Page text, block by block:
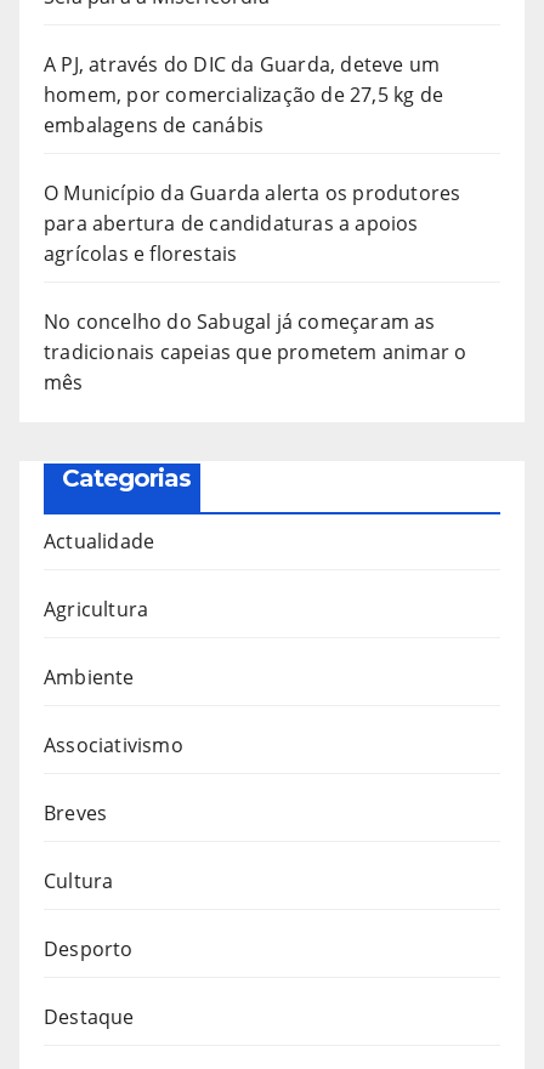
A PJ, através do DIC da Guarda, deteve um
homem, por comercialização de 27,5 kg de
embalagens de canábis
O Município da Guarda alerta os produtores
para abertura de candidaturas a apoios
agrícolas e florestais
No concelho do Sabugal já começaram as
tradicionais capeias que prometem animar o
mês
Categorias
Actualidade
Agricultura
Ambiente
Associativismo
Breves
Cultura
Desporto
Destaque